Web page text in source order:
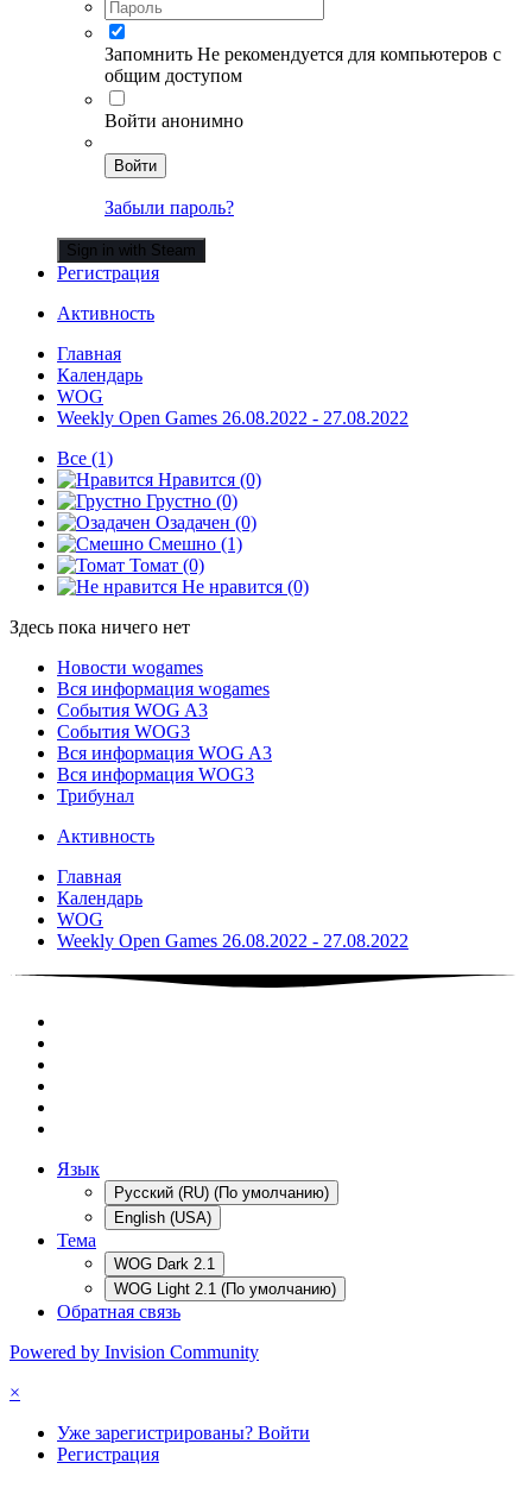
Запомнить Не рекомендуется для компьютеров с
общим доступом
Войти анонимно
Войти
Забыли пароль?
Sign in with Steam
Регистрация
Активность
Главная
Календарь
WOG
Weekly Open Games 26.08.2022 - 27.08.2022
Все (1)
Нравится (0)
Грустно (0)
Озадачен (0)
Смешно (1)
Томат (0)
Не нравится (0)
Здесь пока ничего нет
Новости wogames
Вся информация wogames
События WOG A3
События WOG3
Вся информация WOG A3
Вся информация WOG3
Трибунал
Активность
Главная
Календарь
WOG
Weekly Open Games 26.08.2022 - 27.08.2022
Язык
Русский (RU) (По умолчанию)
English (USA)
Тема
WOG Dark 2.1
WOG Light 2.1 (По умолчанию)
Обратная связь
Powered by Invision Community
×
Уже зарегистрированы? Войти
Регистрация